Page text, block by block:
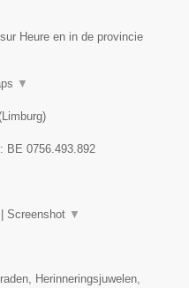
Heure en in de provincie
▼
Limburg)
BE 0756.493.892
Screenshot ▼
Herinneringsjuwelen,